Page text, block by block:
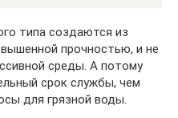
типа создаются из
прочностью, и не
среды. А потому
срок службы, чем
для грязной воды.